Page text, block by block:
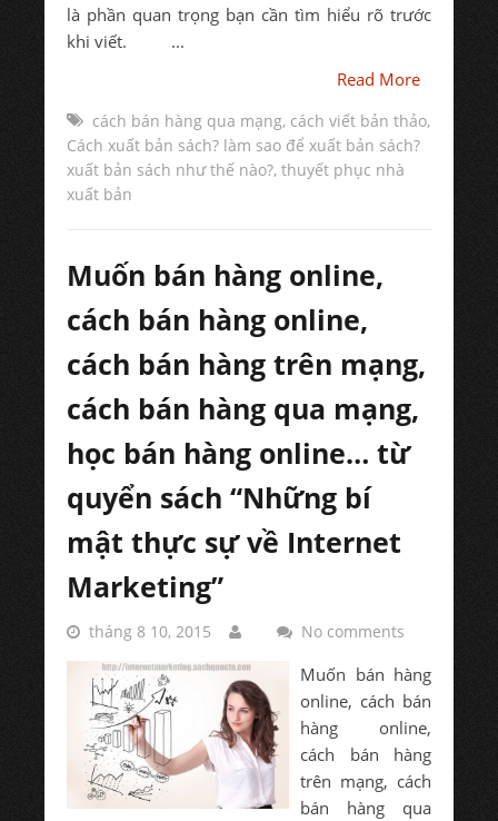
là phần quan trọng bạn cần tìm hiểu rõ trước
khi viết. ...
Read More
cách bán hàng qua mạng, cách viết bản thảo,
Cách xuất bản sách? làm sao để xuất bản sách?
xuất bản sách như thế nào?, thuyết phục nhà
xuất bản
Muốn bán hàng online,
cách bán hàng online,
cách bán hàng trên mạng,
cách bán hàng qua mạng,
học bán hàng online… từ
quyển sách “Những bí
mật thực sự về Internet
Marketing”
tháng 8 10, 2015 No comments
Muốn bán hàng
online, cách bán
hàng online,
cách bán hàng
trên mạng, cách
bán hàng qua